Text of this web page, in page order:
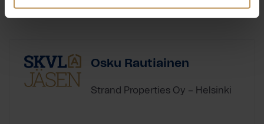
Osku Rautiainen
Strand Properties Oy – Helsinki